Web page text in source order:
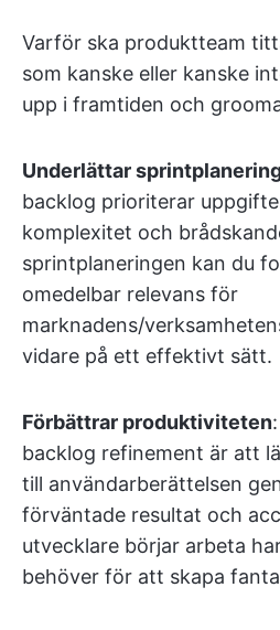
Varför ska produktteam
som kanske eller kanske
upp i framtiden och
Underlättar
backlog prioriterar
komplexitet och
sprintplaneringen kan du
omedelbar relevans för
marknadens/
vidare på ett effektivt sätt.
Förbättrar produktiviteten
backlog refinement är att
till användarberättelsen
förväntade resultat och
utvecklare börjar arbeta
behöver för att skapa